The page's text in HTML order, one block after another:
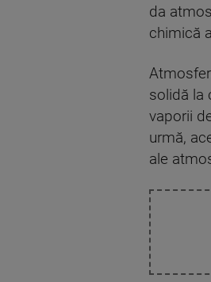
da
chimică
solidă la
vaporii
urmă,
ale